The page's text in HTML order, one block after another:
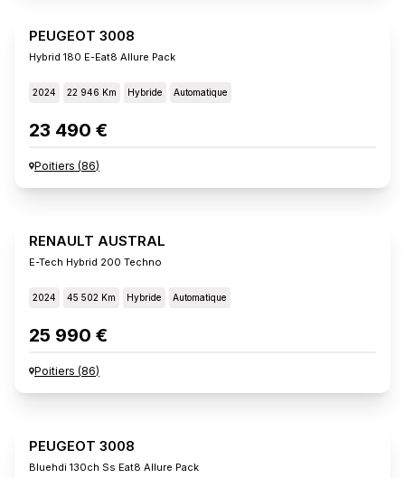
PEUGEOT 3008
Hybrid 180 E-Eat8 Allure Pack
2024 22 946 Km Hybride Automatique
23 490 €
Poitiers (86)
RENAULT AUSTRAL
E-Tech Hybrid 200 Techno
2024 45 502 Km Hybride Automatique
25 990 €
Poitiers (86)
PEUGEOT 3008
Bluehdi 130ch Ss Eat8 Allure Pack